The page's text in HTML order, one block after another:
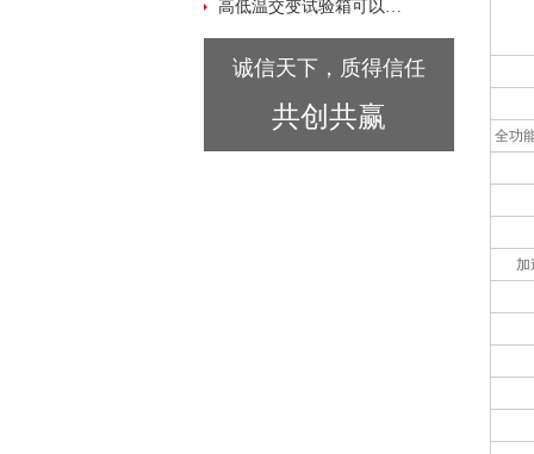
高低温交变试验箱可以做产品寿命试验的
诚信天下，质得信任
共创共赢
全功
加